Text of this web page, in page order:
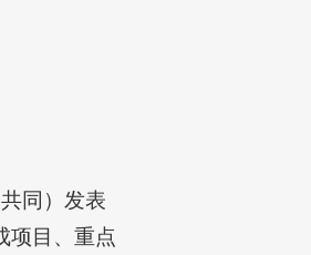
同）发表
项目、重点